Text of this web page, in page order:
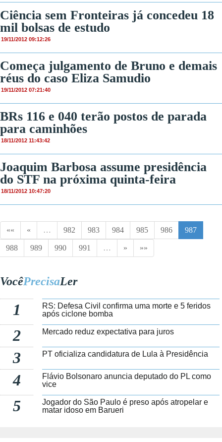
Ciência sem Fronteiras já concedeu 18
mil bolsas de estudo
19/11/2012 09:12:26
Começa julgamento de Bruno e demais
réus do caso Eliza Samudio
19/11/2012 07:21:40
BRs 116 e 040 terão postos de parada
para caminhões
18/11/2012 11:43:42
Joaquim Barbosa assume presidência
do STF na próxima quinta-feira
18/11/2012 10:47:20
«« « … 982 983 984 985 986 987
988 989 990 991 … » »»
VocêPrecisaLer
1
RS: Defesa Civil confirma uma morte e 5 feridos
após ciclone bomba
2 Mercado reduz expectativa para juros
3 PT oficializa candidatura de Lula à Presidência
4
Flávio Bolsonaro anuncia deputado do PL como
vice
5
Jogador do São Paulo é preso após atropelar e
matar idoso em Barueri